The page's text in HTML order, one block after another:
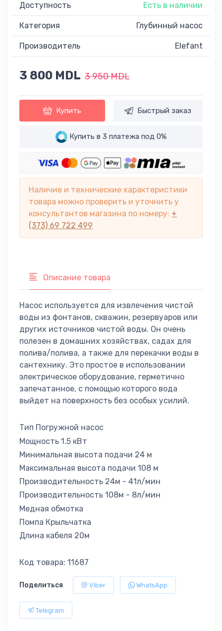
Доступность Есть в наличии
Категория Глубинный насос
Производитель Elefant
3 800 MDL 3 950 MDL
Купить Быстрый заказ
Купить в 3 платежа под 0%
Наличие и технические характеристики
товара можно проверить и уточнить у
консультантов магазина по номеру: +
(373) 69 722 499
Описание товара
Насос используется для извлечения чистой
воды из фонтанов, скважин, резервуаров или
других источников чистой воды. Он очень
полезен в домашних хозяйствах, садах для
полива/полива, а также для перекачки воды в
сантехнику. Это простое в использовании
электрическое оборудование, герметично
запечатанное, с помощью которого вода
выйдет на поверхность без особых усилий.
Тип Погружной насос
Мощность 1.5 кВт
Минимальная высота подачи 24 м
Максимальная высота подачи 108 м
Производительность 24м - 41л/мин
Производительность 108м - 8л/мин
Медная обмотка
Помпa Крыльчатка
Длина кабеля 20м
Код товара: 11687
Поделиться Viber WhatsApp
Telegram